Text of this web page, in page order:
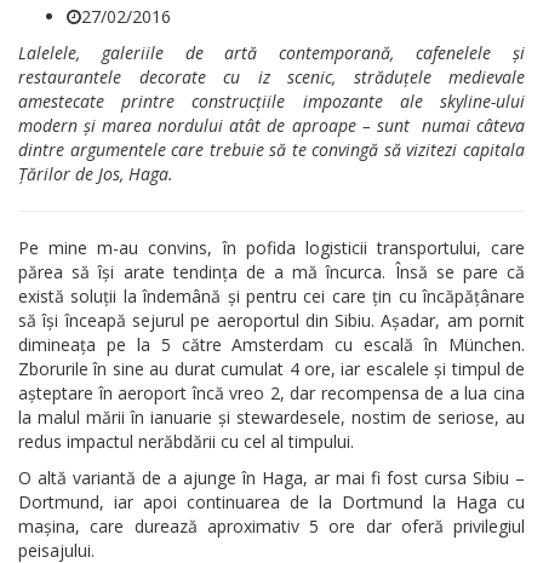
27/02/2016
Lalelele, galeriile de artă contemporană, cafenelele și
restaurantele decorate cu iz scenic, străduțele medievale
amestecate printre construcțiile impozante ale skyline-ului
modern și marea nordului atât de aproape – sunt numai câteva
dintre argumentele care trebuie să te convingă să vizitezi capitala
Țărilor de Jos, Haga.
Pe mine m-au convins, în pofida logisticii transportului, care
părea să își arate tendința de a mă încurca. Însă se pare că
există soluții la îndemână și pentru cei care țin cu încăpățânare
să își înceapă sejurul pe aeroportul din Sibiu. Așadar, am pornit
dimineața pe la 5 către Amsterdam cu escală în München.
Zborurile în sine au durat cumulat 4 ore, iar escalele și timpul de
așteptare în aeroport încă vreo 2, dar recompensa de a lua cina
la malul mării în ianuarie și stewardesele, nostim de seriose, au
redus impactul nerăbdării cu cel al timpului.
O altă variantă de a ajunge în Haga, ar mai fi fost cursa Sibiu –
Dortmund, iar apoi continuarea de la Dortmund la Haga cu
mașina, care durează aproximativ 5 ore dar oferă privilegiul
peisajului.